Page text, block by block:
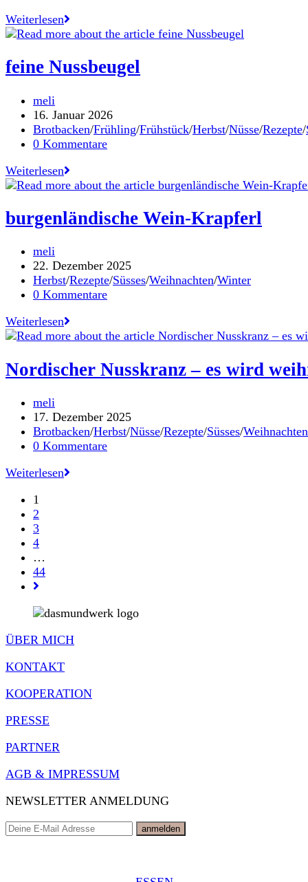
Weiterlesenasiatischer
Reisnudelsalat
feine Nussbeugel
Beitrags-
Autor:
meli
Beitrag
veröffentlicht:
16. Januar 2026
Beitrags-
Kategorie:
Brotbacken/Frühling/Frühstück/Herbst/Nüsse/Rezepte/
Beitrags-
0 Kommentare
Weiterlesenfeine
Nussbeugel
burgenländische Wein-Krapferl
Beitrags-
Autor:
meli
Beitrag
veröffentlicht:
22. Dezember 2025
Beitrags-
Kategorie:
Herbst/Rezepte/Süsses/Weihnachten/Winter
Beitrags-
0 Kommentare
Weiterlesenburgenländische
Wein-
Nordischer Nusskranz – es wird
Beitrags-
Autor:
meli
Beitrag
veröffentlicht:
17. Dezember 2025
Beitrags-
Kategorie:
Brotbacken/Herbst/Nüsse/Rezepte/Süsses/Weihnachten
Beitrags-
0 Kommentare
WeiterlesenNordischer
1
2
3
4
…
44
Gehe
nächsten
ÜBER MICH
KONTAKT
KOOPERATION
PRESSE
PARTNER
AGB & IMPRESSUM
NEWSLETTER ANMELDUNG